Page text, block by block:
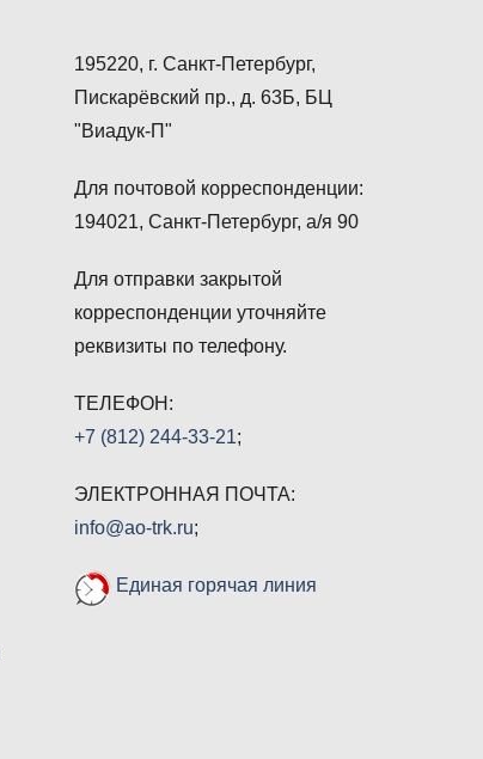
195220, г. Санкт-Петербург,
Пискарёвский пр., д. 63Б, БЦ
"Виадук-П"
Для почтовой корреспонденции:
194021, Санкт-Петербург, а/я 90
Для отправки закрытой
корреспонденции уточняйте
реквизиты по телефону.
ТЕЛЕФОН:
+7 (812) 244-33-21;
ЭЛЕКТРОННАЯ ПОЧТА:
info@ao-trk.ru;
Единая горячая линия